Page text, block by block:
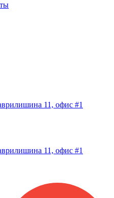
11, офис #1
11, офис #1